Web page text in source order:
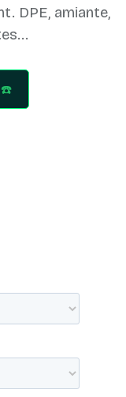
DPE, amiante,
☎️